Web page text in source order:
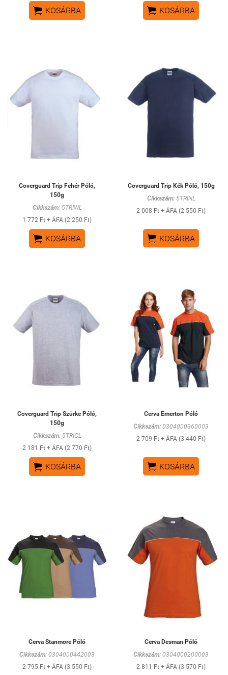
 KOSÁRBA  KOSÁRBA
Coverguard Trip Fehér Póló,
150g
Cikkszám:5TRIWL
1 772 Ft + ÁFA (2 250 Ft)
 KOSÁRBA
Coverguard Trip Kék Póló, 150g
Cikkszám:5TRINL
2 008 Ft + ÁFA (2 550 Ft)
 KOSÁRBA
Coverguard Trip Szürke Póló,
150g
Cikkszám:5TRIGL
2 181 Ft + ÁFA (2 770 Ft)
 KOSÁRBA
Cerva Emerton Póló
Cikkszám: 0304000360003
2 709 Ft + ÁFA (3 440 Ft)
 KOSÁRBA
Cerva Stanmore Póló
Cikkszám: 0304000442003
2 795 Ft + ÁFA (3 550 Ft)
Cerva Desman Póló
Cikkszám: 0304000200003
2 811 Ft + ÁFA (3 570 Ft)